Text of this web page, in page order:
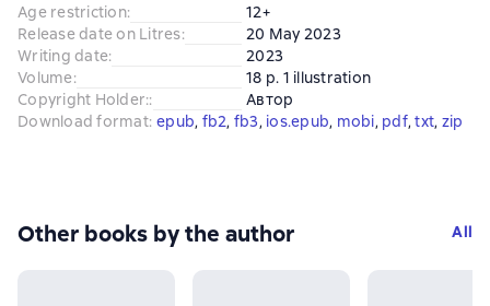
Age restriction:
12+
Release date on Litres:
20 May 2023
Writing date:
2023
Volume:
18 p. 1 illustration
Copyright Holder::
Автор
Download format: epub, fb2, fb3, ios.epub, mobi, pdf, txt, zip
Other books by the author All